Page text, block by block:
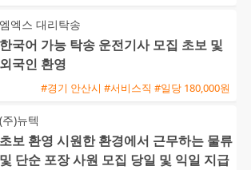
엠엑스 대리탁송
한국어 가능 탁송 운전기사 모집 초보 및
외국인 환영
#경기 안산시 #서비스직 #일당 180,000원
(주)뉴텍
초보 환영 시원한 환경에서 근무하는 물류
및 단순 포장 사원 모집 당일 및 익일 지급